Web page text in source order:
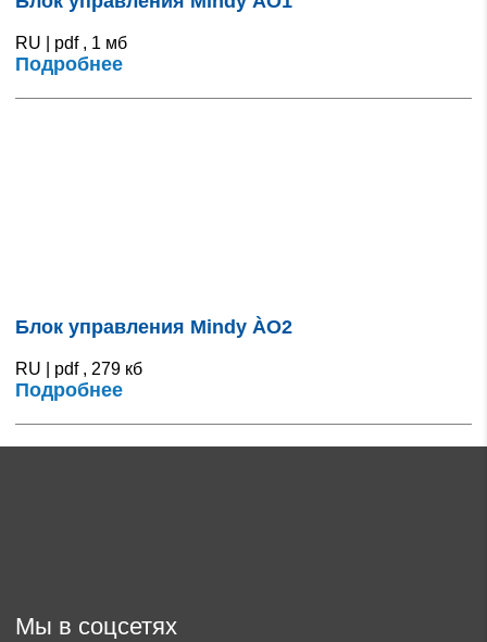
RU | pdf , 1 мб
Подробнее
Блок управления Mindy ÀO2
RU | pdf , 279 кб
Подробнее
Мы в соцсетях